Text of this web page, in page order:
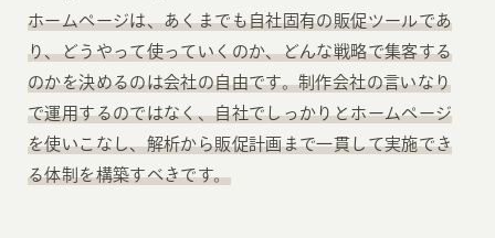
ホームページは、あくまでも自社固有の販促ツールであ
り、どうやって使っていくのか、どんな戦略で集客する
のかを決めるのは会社の自由です。制作会社の言いなり
で運用するのではなく、自社でしっかりとホームページ
を使いこなし、解析から販促計画まで一貫して実施でき
る体制を構築すべきです。